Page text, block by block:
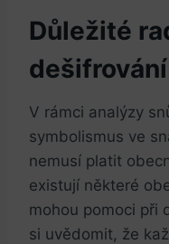
Důležité
V rámci analýzy
symbolismus ve
nemusí platit
existují některé
mohou pomoci při
si uvědomit, že